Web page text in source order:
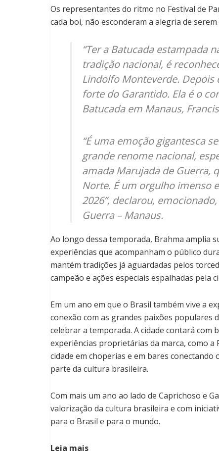
Os representantes do ritmo no Festival de
cada boi, não esconderam a alegria de
“Ter a Batucada estampada
tradição nacional, é
Lindolfo Monteverde. Depois
forte do Garantido. Ela é o
Batucada em Manaus,
“É uma emoção gigantesca
grande renome nacional,
amada Marujada de Guerra,
Norte. É um orgulho imenso
2026”, declarou,
Guerra – Manaus.
Ao longo dessa temporada, Brahma amplia
experiências que acompanham o público
mantém tradições já aguardadas pelos
campeão e ações especiais espalhadas pela
Em um ano em que o Brasil também vive a
conexão com as grandes paixões populares
celebrar a temporada. A cidade contará
experiências proprietárias da marca, como a
cidade em choperias e em bares
parte da cultura brasileira.
Com mais um ano ao lado de Caprichoso e
valorização da cultura brasileira e com
para o Brasil e para o mundo.
Leia mais